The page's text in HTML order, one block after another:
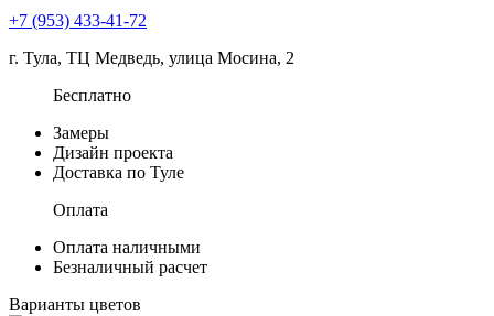
+7 (953) 433-41-72
г. Тула, ТЦ Медведь, улица Мосина, 2
Бесплатно
Замеры
Дизайн проекта
Доставка по Туле
Оплата
Оплата наличными
Безналичный расчет
Варианты цветов